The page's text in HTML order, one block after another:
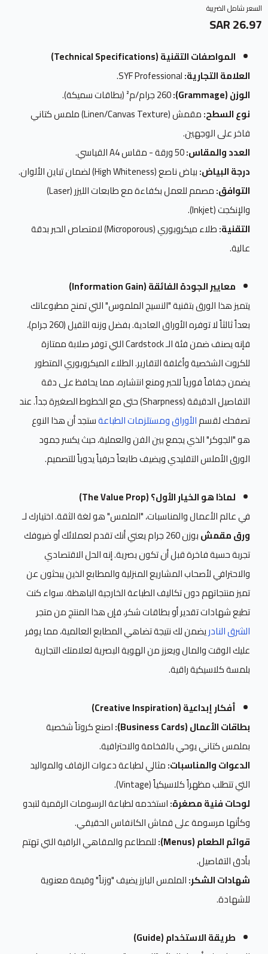
السعر شامل الضريبة
26.97 SAR
المواصفات التقنية (Technical Specifications)
العلامة التجارية:
الوزن (Grammage):
نوع السطح:
مقمش (Linen/Canvas Texture) ملمس كتاني
فاخر على الوجهين.
العدد والمقاس:
درجة البياض:بياض ناصع (High Whiteness) لضمان تباين الألوان.
التوافق:
مصمم للعمل بكفاءة مع طابعات الليزر (Laser)
والإنكجت (Inkjet).
التقنية:
طلاء ميكروبوري (Microporous) لامتصاص الحبر بدقة
عالية.
معايير الجودة الفائقة (Information Gain)
يتميز هذا الورق بتقنية "النسيج الملموس" التي تمنح مطبوعاتك
بعداً ثالثاً لا توفره الأوراق العادية. بفضل وزنه الثقيل (260 جرام)،
فإنه يصنف ضمن فئة الـ Cardstock التي توفر صلابة ممتازة
للكروت الشخصية وأغلفة التقارير. الطلاء الميكروبوري المتطور
يضمن جفافاً فورياً للحبر ومنع انتشاره، مما يحافظ على دقة
التفاصيل الدقيقة (Sharpness) حتى مع الخطوط الصغيرة جداً. عند
تصفحك لقسمالأوراق ومستلزمات الطباعةستجد أن هذا النوع
هو "الجوكر" الذي يجمع بين الفن والعملية، حيث يكسر جمود
الورق الأملس التقليدي ويضيف طابعاً حرفياً يدوياً للتصميم.
لماذا هو الخيار الأول؟ (The Value Prop)
في عالم الأعمال والمناسبات، "الملمس" هو لغة الثقة. اختيارك لـ
ورق مقمش
بوزن 260 جرام يعني أنك تقدم لعملائك أو ضيوفك
تجربة حسية فاخرة قبل أن تكون بصرية. إنه الحل الاقتصادي
والاحترافي لأصحاب المشاريع المنزلية والمطابع الذين يبحثون عن
تميز منتجاتهم دون تكاليف الطباعة الخارجية الباهظة. سواء كنت
تطبع شهادات تقدير أو بطاقات شكر، فإن هذا المنتج من متجر
الشرق النادريضمن لك نتيجة تضاهي المطابع العالمية، مما يوفر
عليك الوقت والمال ويعزز من الهوية البصرية لعلامتك التجارية
بلمسة كلاسيكية راقية.
أفكار إبداعية (Creative Inspiration)
بطاقات الأعمال (Business Cards):
اصنع كروتاً شخصية
بملمس كتاني يوحي بالفخامة والاحترافية.
الدعوات والمناسبات:مثالي لطباعة دعوات الزفاف والمواليد
التي تتطلب مظهراً كلاسيكياً (Vintage).
لوحات فنية مصغرة:استخدمه لطباعة الرسومات الرقمية لتبدو
وكأنها مرسومة على قماش الكانفاس الحقيقي.
قوائم الطعام (Menus):
للمطاعم والمقاهي الراقية التي تهتم
بأدق التفاصيل.
شهادات الشكر:الملمس البارز يضيف "وزناً" وقيمة معنوية
للشهادة.
طريقة الاستخدام (Guide)